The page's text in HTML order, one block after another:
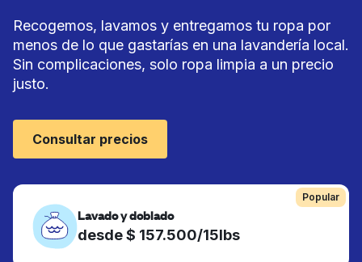
Popular
Lavado y doblado
desde $ 157.500/15lbs
Recogemos, lavamos y entregamos tu ropa por
menos de lo que gastarías en una lavandería local.
Sin complicaciones, solo ropa limpia a un precio
justo.
Consultar precios